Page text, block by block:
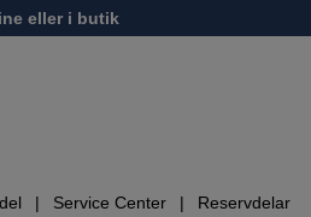
eller i butik
Service Center Reservdelar